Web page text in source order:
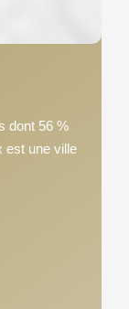
dont 56 %
est une ville